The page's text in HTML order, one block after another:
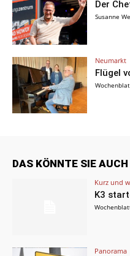
Der
Susanne
Neumarkt
Flügel
DAS KÖNNTE SIE
Kurz und
K3
Panorama